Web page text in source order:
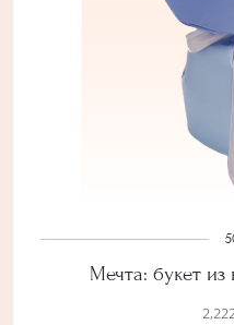
Мечта: букет